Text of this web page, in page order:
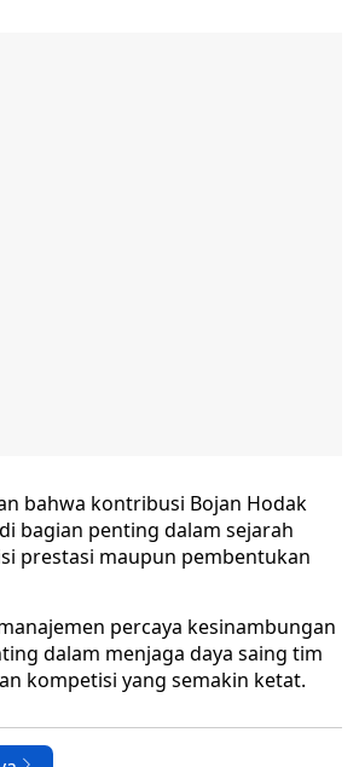
bahwa kontribusi Bojan Hodak
bagian penting dalam sejarah
prestasi maupun pembentukan
percaya kesinambungan
dalam menjaga daya saing tim
kompetisi yang semakin ketat.